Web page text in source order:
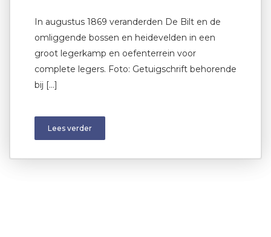
In augustus 1869 veranderden De Bilt en de
omliggende bossen en heidevelden in een
groot legerkamp en oefenterrein voor
complete legers. Foto: Getuigschrift behorende
bij […]
Lees verder